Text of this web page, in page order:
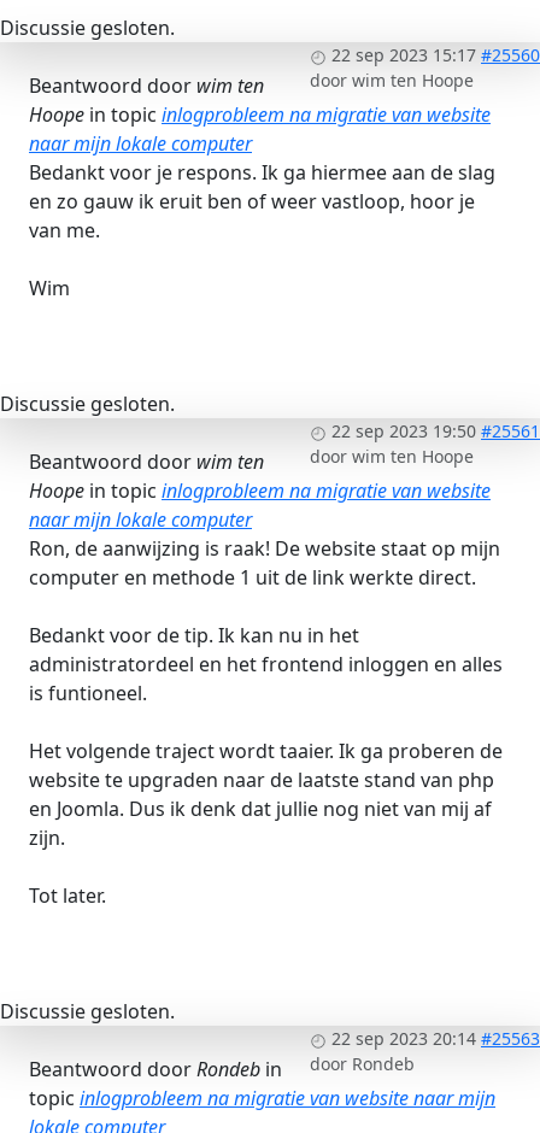
Discussie gesloten.
22 sep 2023 15:17 #25560
door wim ten Hoope
Beantwoord door wim ten
Hoope in topic inlogprobleem na migratie van website
naar mijn lokale computer
Bedankt voor je respons. Ik ga hiermee aan de slag
en zo gauw ik eruit ben of weer vastloop, hoor je
van me.
Wim
Discussie gesloten.
22 sep 2023 19:50 #25561
door wim ten Hoope
Beantwoord door wim ten
Hoope in topic inlogprobleem na migratie van website
naar mijn lokale computer
Ron, de aanwijzing is raak! De website staat op mijn
computer en methode 1 uit de link werkte direct.
Bedankt voor de tip. Ik kan nu in het
administratordeel en het frontend inloggen en alles
is funtioneel.
Het volgende traject wordt taaier. Ik ga proberen de
website te upgraden naar de laatste stand van php
en Joomla. Dus ik denk dat jullie nog niet van mij af
zijn.
Tot later.
Discussie gesloten.
22 sep 2023 20:14 #25563
door Rondeb
Beantwoord doorRondeb in
topic inlogprobleem na migratie van website naar mijn
lokale computer